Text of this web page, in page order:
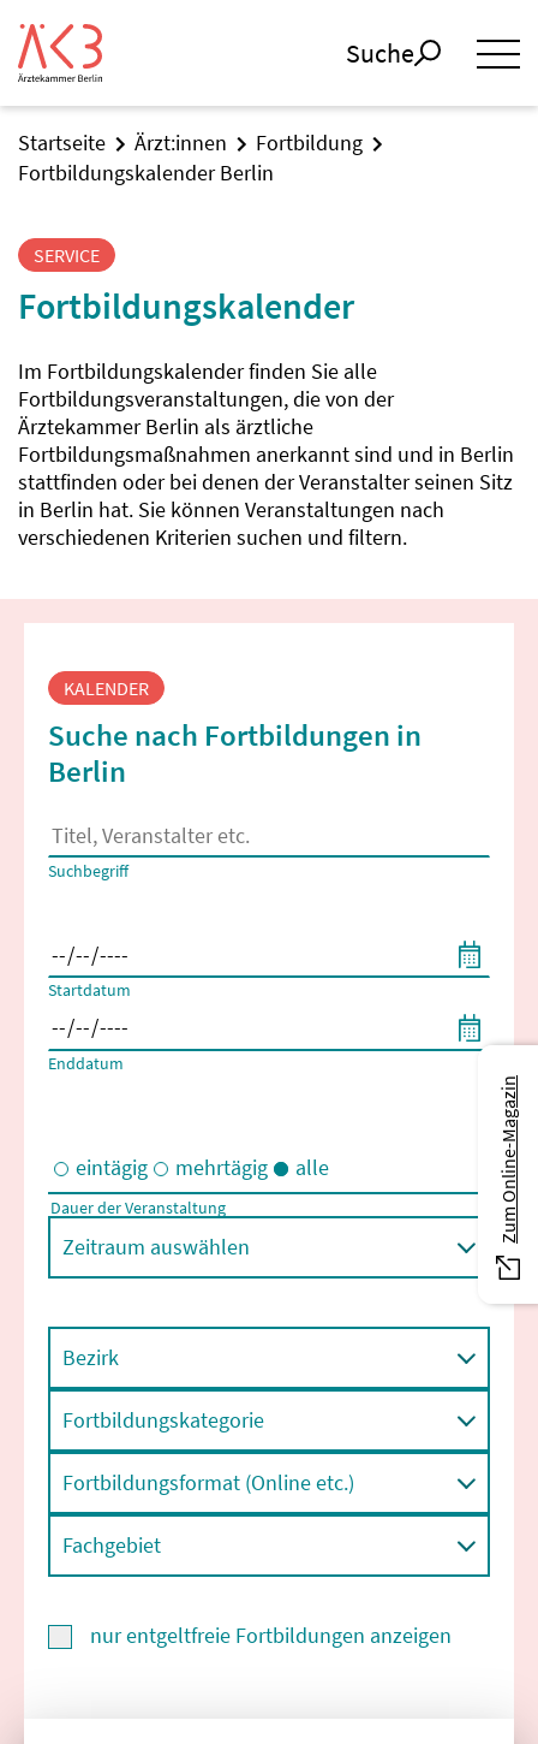
Suche
Startseite Ärzt:innen
Fortbildung
Fortbildungskalender Berlin
SERVICE
Fortbildungskalender
Im Fortbildungskalender finden Sie alle
Fortbildungsveranstaltungen, die von der
Ärztekammer Berlin als ärztliche
Fortbildungsmaßnahmen anerkannt sind und in Berlin
stattfinden oder bei denen der Veranstalter seinen Sitz
in Berlin hat. Sie können Veranstaltungen nach
verschiedenen Kriterien suchen und filtern.
Fortbildungssuche
KALENDER
Suche nach Fortbildungen in
Berlin
Es erscheinen Suchvorschläge, wenn mindestens 2 Zeichen
Suchbegriff
Startdatum
Enddatum
Eintägige und/oder mehrtägige Veranstaltungen
eintägig mehrtägig alle
Dauer der Veranstaltung
Zeitraum auswählen
Bezirk
Fortbildungskategorie
Fortbildungsformat (Online etc.)
Fachgebiet
nur entgeltfreie Fortbildungen anzeigen
Zum Online-Magazin